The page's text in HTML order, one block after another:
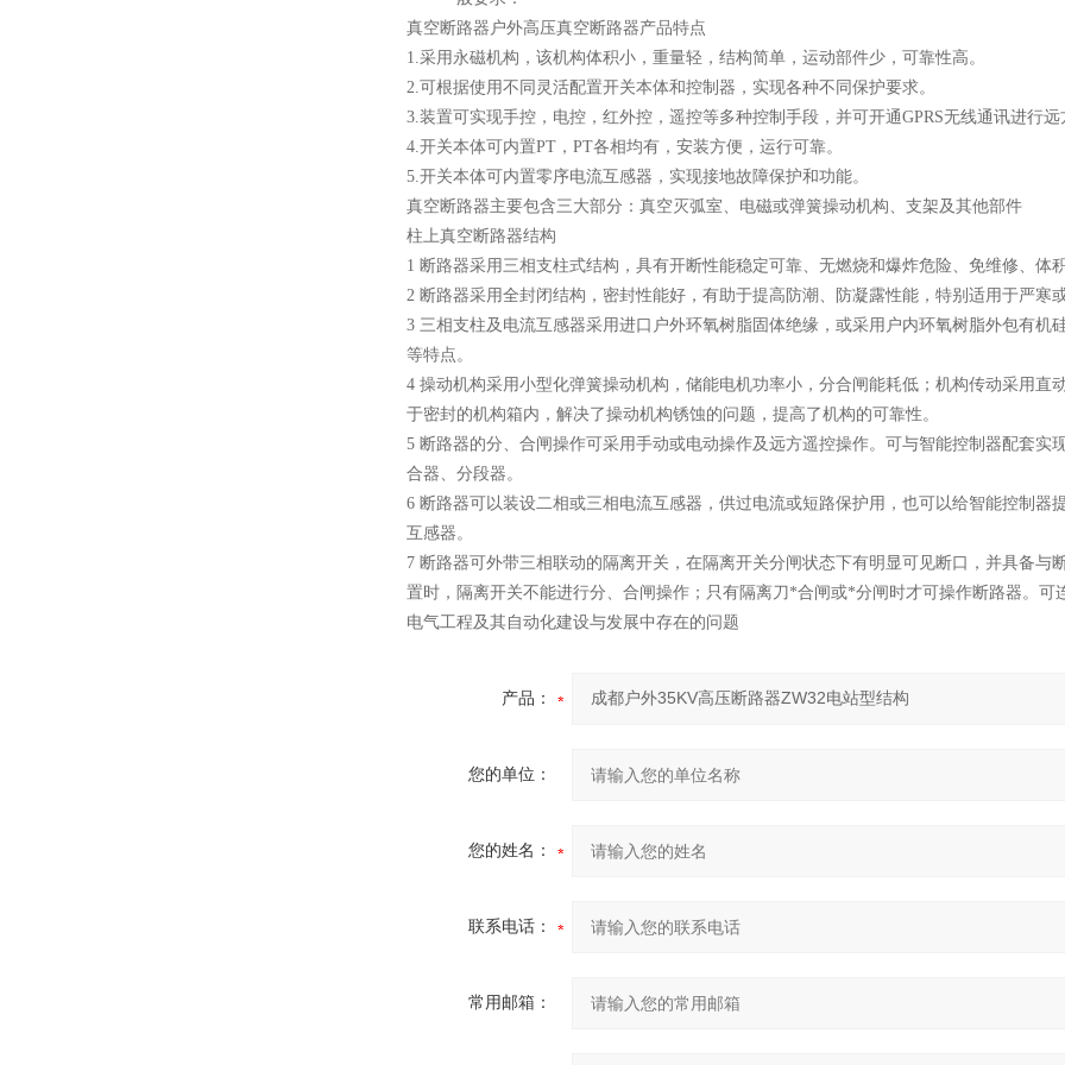
真空断路器户外高压真空断路器产品特点
1.采用永磁机构，该机构体积小，重量轻，结构简单，运动部件少，可靠性高。
2.可根据使用不同灵活配置开关本体和控制器，实现各种不同保护要求。
3.装置可实现手控，电控，红外控，遥控等多种控制手段，并可开通GPRS无线通讯进行远
4.开关本体可内置PT，PT各相均有，安装方便，运行可靠。
5.开关本体可内置零序电流互感器 ，实现接地故障保护和功能。
真空断路器主要包含三大部分：真空灭弧室、电磁或弹簧操动机构、 支架及其他部件
柱上真空断路器结构
1 断路器采用三相支柱式结构，具有开断性能稳定可靠、无燃烧和爆炸危险、免维修、体
2 断路器采用全封闭结构，密封性能好，有助于提高防潮、防凝露性能，特别适用于严寒
3 三相支柱及电流互感器采用进口户外环氧树脂固体绝缘，或采用户内环氧树脂外包有机
等特点。
4 操动机构采用小型化弹簧操动机构，储能电机功率小，分合闸能耗低；机构传动采用直
于密封的机构箱内，解决了操动机构锈蚀的问题，提高了机构的可靠性。
5 断路器的分、合闸操作可采用手动或电动操作及远方遥控操作。可与智能控制器配套实
合器、分段器。
6 断路器可以装设二相或三相电流互感器，供过电流或短路保护用，也可以给智能控制器
互感器。
7 断路器可外带三相联动的隔离开关，在隔离开关分闸状态下有明显可见断口，并具备与
置时，隔离开关不能进行分、合闸操作；只有隔离刀*合闸或*分闸时才可操作断路器。可
电气工程及其自动化建设与发展中存在的问题
产品：
您的单位：
您的姓名：
联系电话：
常用邮箱：